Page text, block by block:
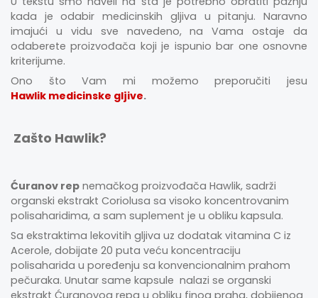
kada je odabir medicinskih gljiva u pitanju. Naravno
imajući u vidu sve navedeno, na Vama ostaje da
odaberete proizvođača koji je ispunio bar one osnovne
kriterijume.
Ono što Vam mi možemo preporučiti jesu
Hawlik medicinske gljive.
Zašto Hawlik?
Ćuranov rep nemačkog proizvođača Hawlik, sadrži
organski ekstrakt Coriolusa sa visoko koncentrovanim
polisaharidima, a sam suplement je u obliku kapsula.
Sa ekstraktima lekovitih gljiva uz dodatak vitamina C iz
Acerole, dobijate 20 puta veću koncentraciju
polisaharida u poređenju sa konvencionalnim prahom
pečuraka. Unutar same kapsule nalazi se organski
ekstrakt Ćuranovog repa u obliku finog praha, dobijenog